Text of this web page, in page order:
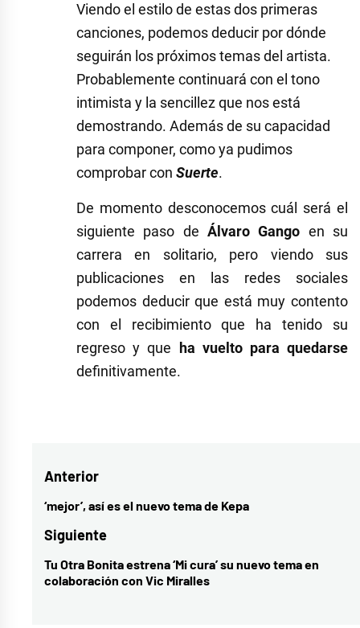
Viendo el estilo de estas dos primeras
canciones, podemos deducir por dónde
seguirán los próximos temas del artista.
Probablemente continuará con el tono
intimista y la sencillez que nos está
demostrando. Además de su capacidad
para componer, como ya pudimos
comprobar con Suerte.
De momento desconocemos cuál será el
siguiente paso de Álvaro Gango en su
carrera en solitario, pero viendo sus
publicaciones en las redes sociales
podemos deducir que está muy contento
con el recibimiento que ha tenido su
regreso y que ha vuelto para quedarse
definitivamente.
Gango
Deshielo,
videoclip
Navegación
de
entradas
Anterior
Entrada
anterior:
‘mejor’, así es el nuevo tema de Kepa
Siguiente
Entrada
siguiente:
Tu Otra Bonita estrena ‘Mi cura’ su nuevo tema en
colaboración con Vic Miralles